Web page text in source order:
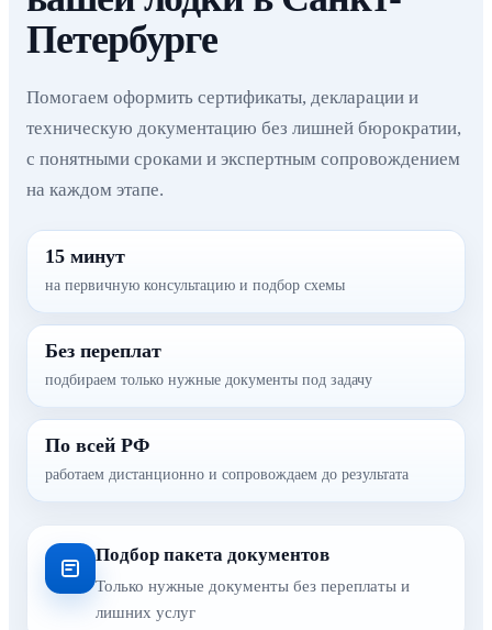
Петербурге
Помогаем оформить сертификаты, декларации и
техническую документацию без лишней бюрократии,
с понятными сроками и экспертным сопровождением
на каждом этапе.
15 минут
на первичную консультацию и подбор схемы
Без переплат
подбираем только нужные документы под задачу
По всей РФ
работаем дистанционно и сопровождаем до результата
Подбор пакета документов
Только нужные документы без переплаты и
лишних услуг